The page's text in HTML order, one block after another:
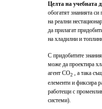
Целта на учебната
обогатят знанията
на реални
да прилагат
на хладилни и
С придобитите
може да проектира
агент СО2 , а така
елементи и фиксира
работещи с
системи).